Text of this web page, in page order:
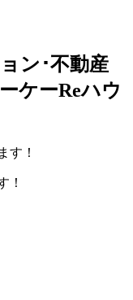
す！
！